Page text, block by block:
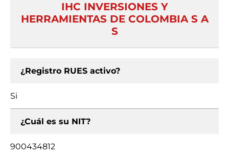
IHC INVERSIONES Y
HERRAMIENTAS DE COLOMBIA S A
S
¿Registro RUES activo?
Si
¿Cuál es su NIT?
900434812